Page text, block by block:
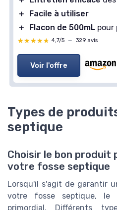
＋
Facile à utiliser
＋
Flacon de 500mL pour
★★★★★
★★★★★ 4,7/5 — 329 avis
Voir l'offre
Types de
septique
Choisir le bon produit
votre fosse septique
Lorsqu'il s'agit de garantir
votre fosse septique, le
primordial. Différents